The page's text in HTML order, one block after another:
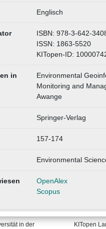
Englisch
ISBN: 978-3-642-
ISSN: 1863-5520
KITopen-ID:
in
Environmental
Monitoring and
Awange
Springer-Verlag
157-174
Environmental
OpenAlex
Scopus
in der KITopen